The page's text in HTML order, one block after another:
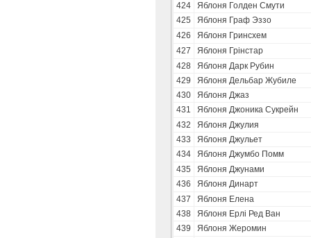
424
Яблоня Голден Смути
425
Яблоня Граф Эззо
426
Яблоня Гринсхем
427
Яблоня Грінстар
428
Яблоня Дарк Рубин
429
Яблоня Дельбар Жубиле
430
Яблоня Джаз
431
Яблоня Джоника Сукрейн
432
Яблоня Джулия
433
Яблоня Джульет
434
Яблоня Джумбо Помм
435
Яблоня Джунами
436
Яблоня Динарт
437
Яблоня Елена
438
Яблоня Ерлі Ред Ван
439
Яблоня Жеромин